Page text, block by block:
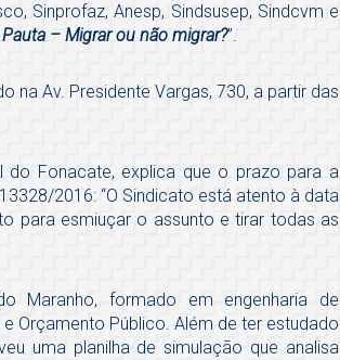
Sinprofaz, Anesp, Sindsusep, Sindcvm e
– Migrar ou não migrar?”.
na Av. Presidente Vargas, 730, a partir das
do Fonacate, explica que o prazo para a
2016: “O Sindicato está atento à data
para esmiuçar o assunto e tirar todas as
Maranho, formado em engenharia de
Orçamento Público. Além de ter estudado
uma planilha de simulação que analisa